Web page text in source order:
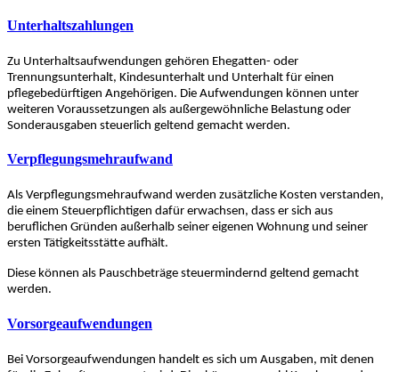
Unterhaltszahlungen
Zu Unterhaltsaufwendungen gehören Ehegatten- oder
Trennungsunterhalt, Kindesunterhalt und Unterhalt für einen
pflegebedürftigen Angehörigen. Die Aufwendungen können unter
weiteren Voraussetzungen als außergewöhnliche Belastung oder
Sonderausgaben steuerlich geltend gemacht werden.
Verpflegungsmehraufwand
Als Verpflegungsmehraufwand werden zusätzliche Kosten verstanden,
die einem Steuerpflichtigen dafür erwachsen, dass er sich aus
beruflichen Gründen außerhalb seiner eigenen Wohnung und seiner
ersten Tätigkeitsstätte aufhält.
Diese können als Pauschbeträge steuermindernd geltend gemacht
werden.
Vorsorgeaufwendungen
Bei Vorsorgeaufwendungen handelt es sich um Ausgaben, mit denen